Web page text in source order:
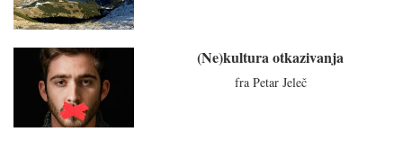
(Ne)kultura otkazivanja
fra Petar Jeleč